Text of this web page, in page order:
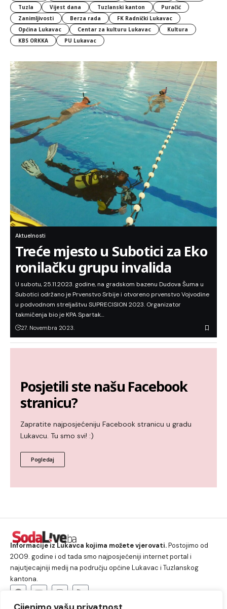
Tuzla
Vijest dana Tuzlanski kanton
Puračić
Zanimljivosti
Berza rada
FK Radnički Lukavac
Općina Lukavac
Centar za kulturu Lukavac
Kultura
KBS ORKKA
PU Lukavac
Aktuelnosti
Treće mjesto u Subotici za Eko
ronilačku grupu invalida
U subotu, 25.11.2023. godine, na gradskom bazenu Dudova Šuma u
Subotici održano je Prvenstvo Srbije i otvoreno prvenstvo Vojvodine
u podvodnom streljaštvu SUPRECISION 2023. Organizator
takmičenja bio je KPA Spartak…
27. Novembra 2023.
Posjetili ste našu Facebook
stranicu?
Zapratite najposjećeniju Facebook stranicu u gradu
Lukavcu. Tu smo svi! :)
Pogledaj
Informacije iz Lukavca kojima možete vjerovati.Postojimo od
2009. godine i od tada smo najposjećeniji internet portal i
najutjecajniji medij na području općine Lukavac i Tuzlanskog
kantona.